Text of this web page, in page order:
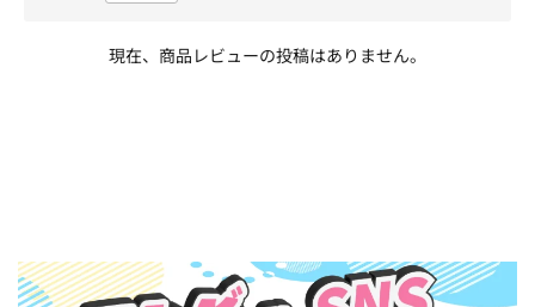
現在、商品レビューの投稿はありません。